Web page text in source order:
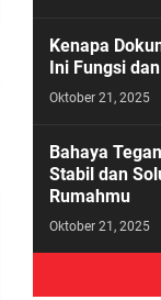
Kenapa
Ini Fungsi
Oktober 21, 2025
Bahaya
Stabil dan
Rumahmu
Oktober 21, 2025